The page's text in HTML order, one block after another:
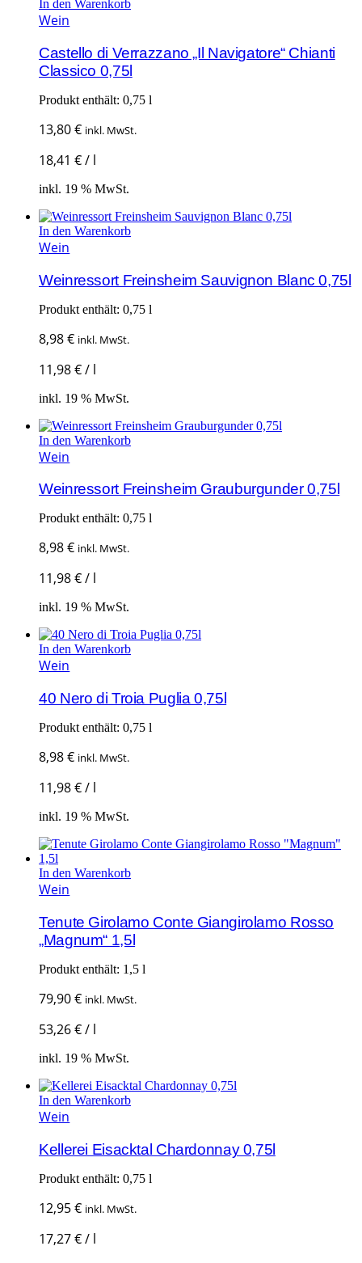
In den Warenkorb
Wein
Castello di Verrazzano „Il Navigatore“ Chianti
Classico 0,75l
Produkt enthält: 0,75 l
13,80€ inkl. MwSt.
18,41 €/ l
inkl. 19 % MwSt.
In den Warenkorb
Wein
Weinressort Freinsheim Sauvignon Blanc 0,75l
Produkt enthält: 0,75 l
8,98€ inkl. MwSt.
11,98€/ l
inkl. 19 % MwSt.
In den Warenkorb
Wein
Weinressort Freinsheim Grauburgunder 0,75l
Produkt enthält: 0,75 l
8,98€ inkl. MwSt.
11,98€/ l
inkl. 19 % MwSt.
In den Warenkorb
Wein
40 Nero di Troia Puglia 0,75l
Produkt enthält: 0,75 l
8,98€ inkl. MwSt.
11,98€/ l
inkl. 19 % MwSt.
In den Warenkorb
Wein
Tenute Girolamo Conte Giangirolamo Rosso
„Magnum“ 1,5l
Produkt enthält: 1,5 l
79,90€ inkl. MwSt.
53,26€/ l
inkl. 19 % MwSt.
In den Warenkorb
Wein
Kellerei Eisacktal Chardonnay 0,75l
Produkt enthält: 0,75 l
12,95€ inkl. MwSt.
17,27€/ l